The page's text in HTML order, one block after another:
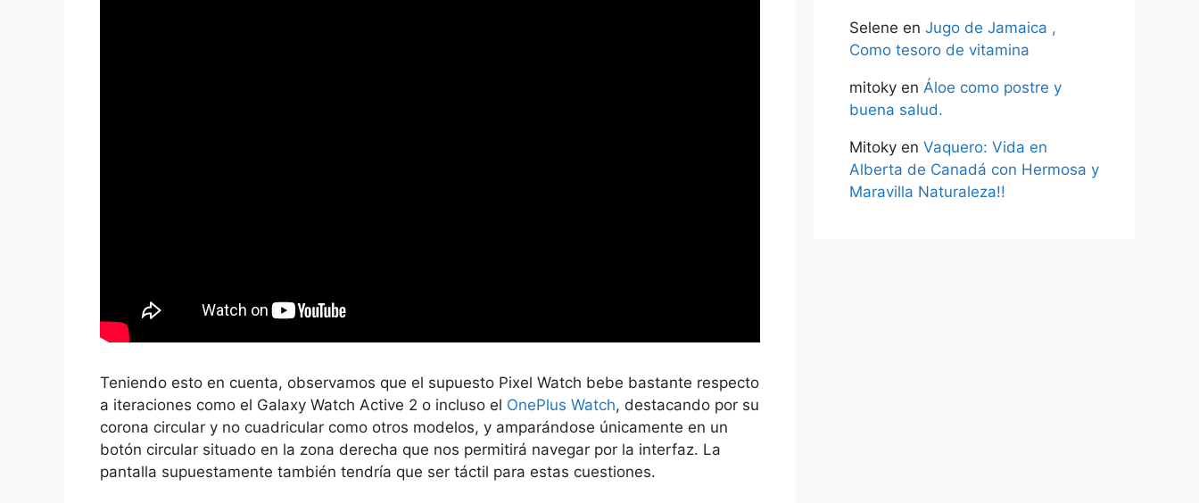
Teniendo esto en cuenta, observamos que el supuesto Pixel Watch bebe bastante respecto
a iteraciones como el Galaxy Watch Active 2 o incluso el OnePlus Watch, destacando por su
corona circular y no cuadricular como otros modelos, y amparándose únicamente en un
botón circular situado en la zona derecha que nos permitirá navegar por la interfaz. La
pantalla supuestamente también tendría que ser táctil para estas cuestiones.
Selene en Jugo de Jamaica ,
Como tesoro de vitamina
mitoky en Áloe como postre y
buena salud.
Mitoky en Vaquero: Vida en
Alberta de Canadá con Hermosa y
Maravilla Naturaleza!!